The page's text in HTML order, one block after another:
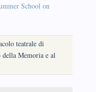
School on
teatrale di
Memoria e al